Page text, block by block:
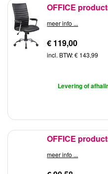
OFFICE
meer info ...
€ 119,00
incl. BTW: € 143,99
Levering of
OFFICE
meer info ...